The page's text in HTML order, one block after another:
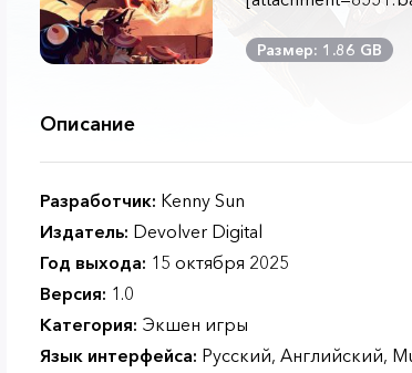
Размер: 1.86 GB
Описание
Разработчик: Kenny Sun
Издатель: Devolver Digital
Год выхода: 15 октября 2025
Версия: 1.0
Категория: Экшен игры
Язык интерфейса: Русский, Английский,